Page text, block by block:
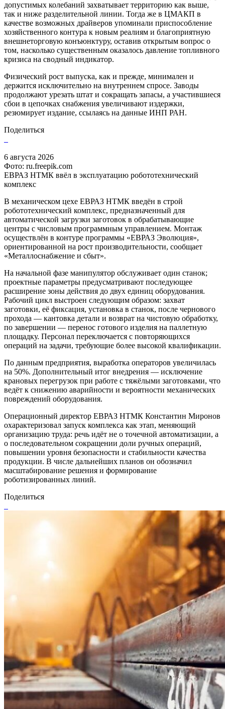
допустимых колебаний захватывает территорию как выше,
так и ниже разделительной линии. Тогда же в ЦМАКП в
качестве возможных драйверов упоминали приспособление
хозяйственного контура к новым реалиям и благоприятную
внешнеторговую конъюнктуру, оставив открытым вопрос о
том, насколько существенным оказалось давление топливного
кризиса на сводный индикатор.
Физический рост выпуска, как и прежде, минимален и
держится исключительно на внутреннем спросе. Заводы
продолжают урезать штат и сокращать запасы, а участившиеся
сбои в цепочках снабжения увеличивают издержки,
резюмирует издание, ссылаясь на данные ИНП РАН.
Поделиться
6 августа 2026
Фото: ru.freepik.com
ЕВРАЗ НТМК ввёл в эксплуатацию робототехнический
комплекс
В механическом цехе ЕВРАЗ НТМК введён в строй
робототехнический комплекс, предназначенный для
автоматической загрузки заготовок в обрабатывающие
центры с числовым программным управлением. Монтаж
осуществлён в контуре программы «ЕВРАЗ Эволюция»,
ориентированной на рост производительности, сообщает
«Металлоснабжение и сбыт».
На начальной фазе манипулятор обслуживает один станок;
проектные параметры предусматривают последующее
расширение зоны действия до двух единиц оборудования.
Рабочий цикл выстроен следующим образом: захват
заготовки, её фиксация, установка в станок, после чернового
прохода — кантовка детали и возврат на чистовую обработку,
по завершении — перенос готового изделия на паллетную
площадку. Персонал переключается с повторяющихся
операций на задачи, требующие более высокой квалификации.
По данным предприятия, выработка операторов увеличилась
на 50%. Дополнительный итог внедрения — исключение
крановых перегрузок при работе с тяжёлыми заготовками, что
ведёт к снижению аварийности и вероятности механических
повреждений оборудования.
Операционный директор ЕВРАЗ НТМК Константин Миронов
охарактеризовал запуск комплекса как этап, меняющий
организацию труда: речь идёт не о точечной автоматизации, а
о последовательном сокращении доли ручных операций,
повышении уровня безопасности и стабильности качества
продукции. В числе дальнейших планов он обозначил
масштабирование решения и формирование
роботизированных линий.
Поделиться